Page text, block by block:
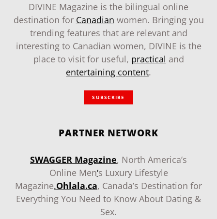
DIVINE Magazine is the bilingual online
destination for Canadian women. Bringing you
trending features that are relevant and
interesting to Canadian women, DIVINE is the
place to visit for useful, practical and
entertaining content.
SUBSCRIBE
PARTNER NETWORK
SWAGGER Magazine, North America’s
Online Men‘s Luxury Lifestyle
Magazine.Ohlala.ca, Canada’s Destination for
Everything You Need to Know About Dating &
Sex.